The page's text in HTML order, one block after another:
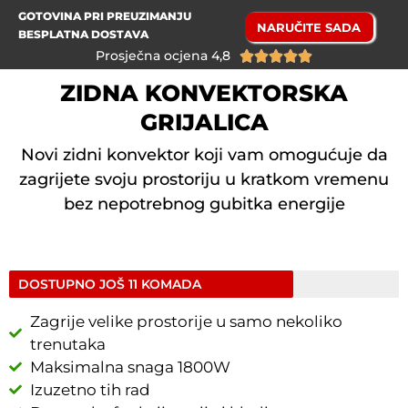
GOTOVINA PRI PREUZIMANJU
BESPLATNA DOSTAVA
NARUČITE SADA
Prosječna ocjena 4,8 
ZIDNA KONVEKTORSKA
GRIJALICA
Novi zidni konvektor koji vam omogućuje da
zagrijete svoju prostoriju u kratkom vremenu
bez nepotrebnog gubitka energije
DOSTUPNO JOŠ 11 KOMADA
Zagrije velike prostorije u samo nekoliko
trenutaka
Maksimalna snaga 1800W
Izuzetno tih rad